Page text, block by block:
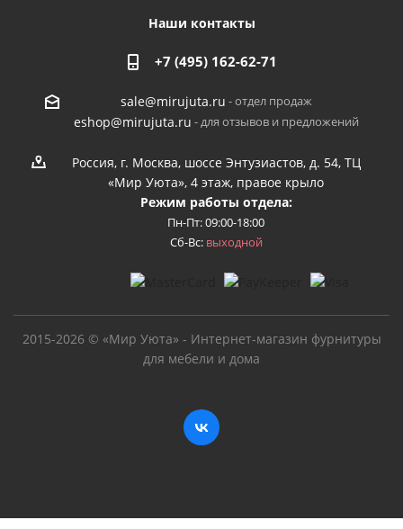
Наши контакты
+7 (495) 162-62-71
sale@mirujuta.ru - отдел продаж
eshop@mirujuta.ru - для отзывов и предложений
Россия, г. Москва, шоссе Энтузиастов, д. 54, ТЦ
«Мир Уюта», 4 этаж, правое крыло
Режим работы отдела:
Пн-Пт: 09:00-18:00
Сб-Вс: выходной
2015-2026 © «Мир Уюта» - Интернет-магазин фурнитуры
для мебели и дома